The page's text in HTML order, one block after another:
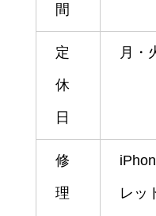
間
定
休
日
月・
修
理 レッ